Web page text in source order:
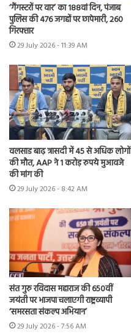
‘गैंगस्टरों पर वार’ का 188वां दिन, पंजाब
पुलिस की 476 जगहों पर छापेमारी, 260
गिरफ्तार
29 July 2026 - 11:39 AM
वलसाड बाढ़ त्रासदी में 45 से अधिक लोगों
की मौत, AAP ने 1 करोड़ रुपये मुआवजे
की मांग की
29 July 2026 - 8:42 AM
संत गुरु रविदास महाराज की 650वीं
जयंती पर भाजपा चलाएगी राष्ट्रव्यापी
‘समरसता संकल्प अभियान’
29 July 2026 - 7:56 AM